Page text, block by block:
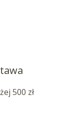
500 zł